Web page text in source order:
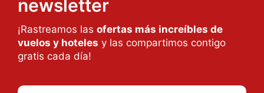
newsletter
¡Rastreamos las ofertas más increíbles de
vuelos y hoteles y las compartimos contigo
gratis cada día!